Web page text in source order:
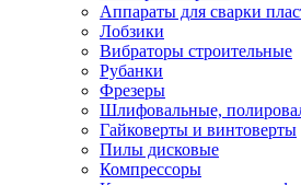
Аппараты для сварки
Лобзики
Вибраторы строительные
Рубанки
Фрезеры
Шлифовальные,
Гайковерты и винтоверты
Пилы дисковые
Компрессоры